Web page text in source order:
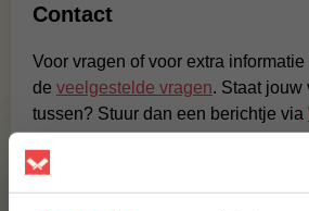
Contact
Voor vragen of voor extra
de veelgestelde vragen. Staat jouw
tussen? Stuur dan een berichtje via
BBQuality